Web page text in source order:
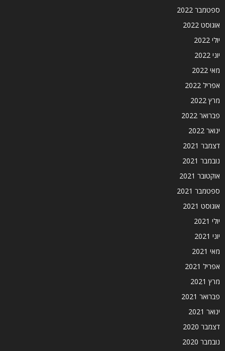
ספטמבר 2022
אוגוסט 2022
יולי 2022
יוני 2022
מאי 2022
אפריל 2022
מרץ 2022
פברואר 2022
ינואר 2022
דצמבר 2021
נובמבר 2021
אוקטובר 2021
ספטמבר 2021
אוגוסט 2021
יולי 2021
יוני 2021
מאי 2021
אפריל 2021
מרץ 2021
פברואר 2021
ינואר 2021
דצמבר 2020
נובמבר 2020